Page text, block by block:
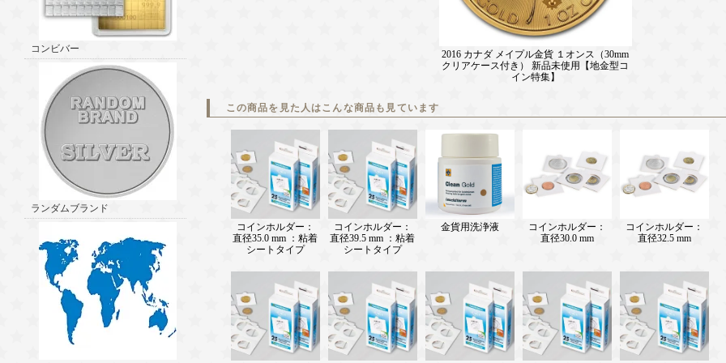
コンビバー
ランダムブランド
2016 カナダ メイプル金貨 １オンス（30mm
クリアケース付き） 新品未使用【地金型コ
イン特集】
この商品を見た人はこんな商品も見ています
コインホルダー：
直径35.0 mm ：粘着
シートタイプ
コインホルダー：
直径39.5 mm ：粘着
シートタイプ
金貨用洗浄液
コインホルダー：
直径30.0 mm
コインホルダー：
直径32.5 mm